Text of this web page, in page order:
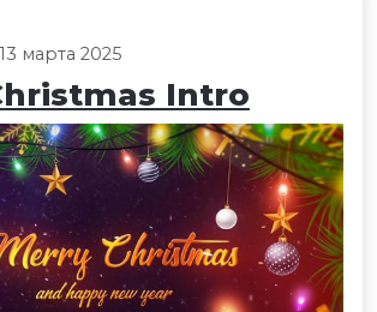
марта 2025
Intro